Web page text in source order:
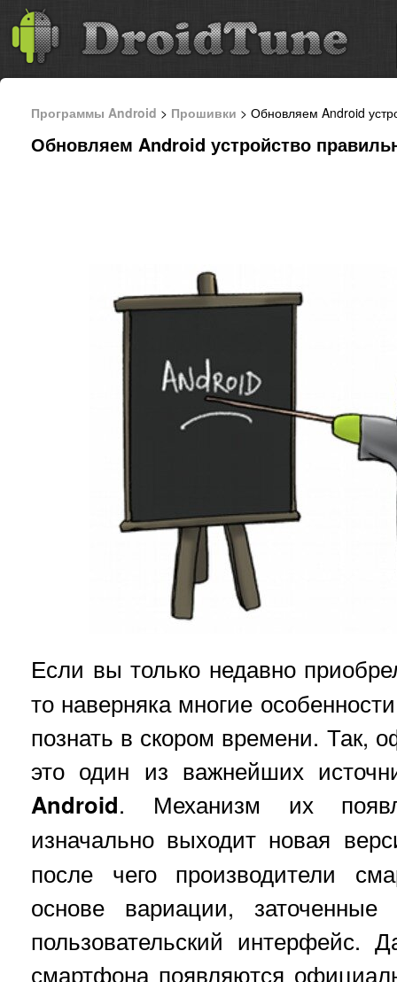
Программы Android > Прошивки > Обновляем Android
Обновляем Android устройство
Если вы только недавно
то наверняка многие
познать в скором времени. Так,
это один из важнейших
Android. Механизм их
изначально выходит новая
после чего производители
основе вариации,
пользовательский интерфейс.
смартфона появляются